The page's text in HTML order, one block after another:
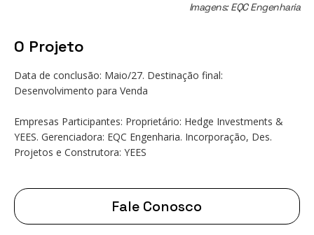
Imagens: EQC Engenharia
O Projeto
Data de conclusão: Maio/27. Destinação final:
Desenvolvimento para Venda
Empresas Participantes: Proprietário: Hedge Investments &
YEES. Gerenciadora: EQC Engenharia. Incorporação, Des.
Projetos e Construtora: YEES
Fale Conosco